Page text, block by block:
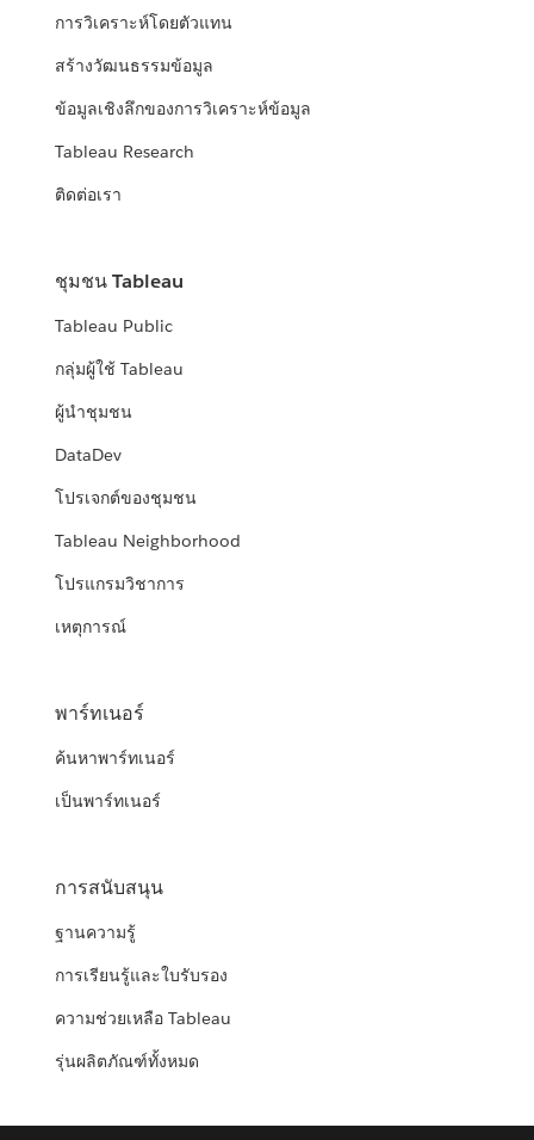
การวิเคราะห์โดยตัวแทน
สร้างวัฒนธรรมข้อมูล
ข้อมูลเชิงลึกของการวิเคราะห์ข้อมูล
Tableau Research
ติดต่อเรา
ชุมชน Tableau
Tableau Public
กลุ่มผู้ใช้ Tableau
ผู้นำชุมชน
DataDev
โปรเจกต์ของชุมชน
Tableau Neighborhood
โปรแกรมวิชาการ
เหตุการณ์
พาร์ทเนอร์
ค้นหาพาร์ทเนอร์
เป็นพาร์ทเนอร์
การสนับสนุน
ฐานความรู้
การเรียนรู้และใบรับรอง
ความช่วยเหลือ Tableau
รุ่นผลิตภัณฑ์ทั้งหมด